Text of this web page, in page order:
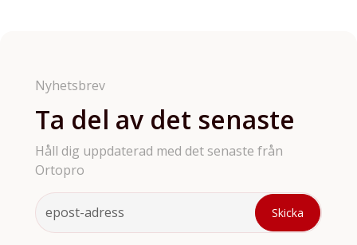
du söker och inte hittar så är de bara att höra av sig.
Nyhetsbrev
Ta del av det senaste
Håll dig uppdaterad med det senaste från
Ortopro